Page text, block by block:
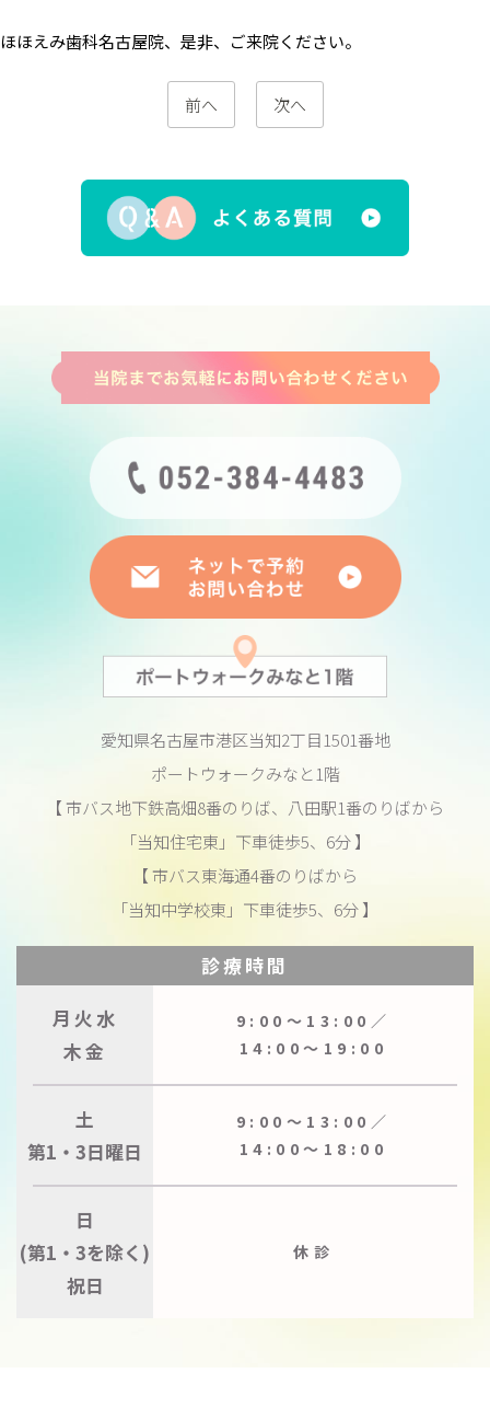
ほほえみ歯科名古屋院、是非、ご来院ください。
前へ 次へ
愛知県名古屋市港区当知2丁目1501番地
ポートウォークみなと1階
【 市バス地下鉄高畑8番のりば、八田駅1番のりばから
「当知住宅東」下車徒歩5、6分 】
【 市バス東海通4番のりばから
「当知中学校東」下車徒歩5、6分 】
診療時間
月火水
木金
9:00〜13:00／
14:00〜19:00
土
第1・3日曜日
9:00〜13:00／
14:00〜18:00
日
(第1・3を除く)
祝日
休診